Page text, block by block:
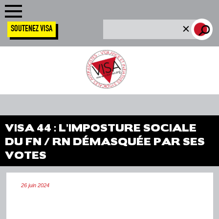
SOUTENEZ VISA
VISA 44 : L’IMPOSTURE SOCIALE
DU FN / RN DÉMASQUÉE PAR SES
VOTES
26 juin 2024